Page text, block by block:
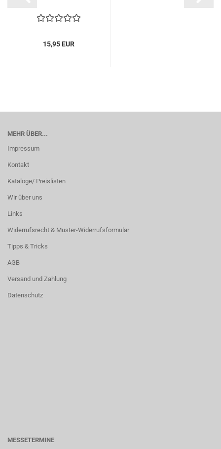
15,95 EUR
MEHR ÜBER...
Impressum
Kontakt
Kataloge/ Preislisten
Wir über uns
Links
Widerrufsrecht & Muster-Widerrufsformular
Tipps & Tricks
AGB
Versand und Zahlung
Datenschutz
MESSETERMINE